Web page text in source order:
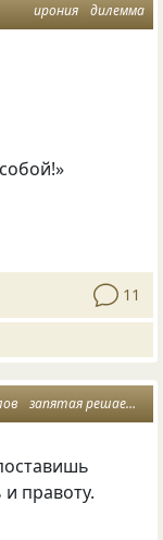
ирония дилемма
11
запятая решает все
правоту.